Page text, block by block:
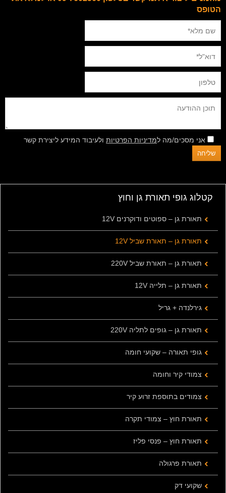
הטופס
אני מסכים/מה למדיניות הפרטיות ולעיבוד המידע ליצירת קשר
קטלוג גופי תאורת גן וחוץ
תאורת גן – ספוטים ודוקרנים 12V
תאורת גן – תאורת שביל 12V
תאורת גן – תאורת שביל 220V
תאורת גן – תלייה 12V
גירלנדה + גריל
תאורת גן – גופים לתליה 220V
גופי תאורה – שקועי חומה
צמודי קיר וחומה
צמודים בתוספת זרוע קיר
תאורת חוץ – צמודי תקרה
תאורת חוץ – פנסי פליז
תאורת פרגולה
שקועי דק